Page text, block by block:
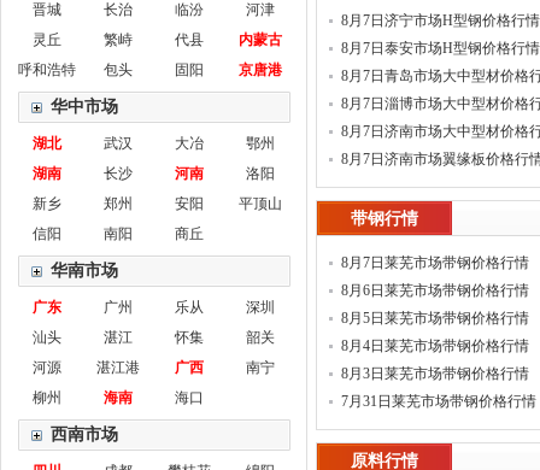
晋城
长治 临汾
河津
灵丘
繁峙 代县
内蒙古
呼和浩特
包头 固阳 京唐港
华中市场
湖北 武汉 大冶
鄂州
湖南
长沙 河南
洛阳
新乡
郑州 安阳
平顶山
信阳
南阳 商丘
华南市场
广东 广州 乐从
深圳
汕头
湛江 怀集
韶关
河源
湛江港 广西
南宁
柳州
海南 海口
西南市场
8月7日济宁市场H型钢价格行情
8月7日泰安市场H型钢价格行情
8月7日青岛市场大中型材价格
8月7日淄博市场大中型材价格
8月7日济南市场大中型材价格
8月7日济南市场翼缘板价格行
带钢行情
8月7日莱芜市场带钢价格行情
8月6日莱芜市场带钢价格行情
8月5日莱芜市场带钢价格行情
8月4日莱芜市场带钢价格行情
8月3日莱芜市场带钢价格行情
7月31日莱芜市场带钢价格行情
原料行情